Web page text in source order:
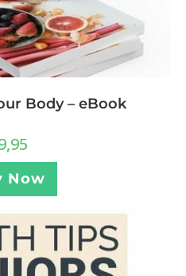
Body – eBook
Now